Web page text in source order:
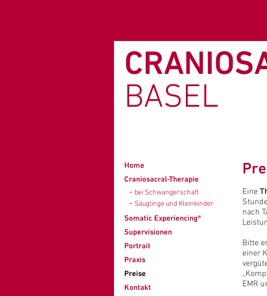
BASEL
Home
Craniosacral-Therapie
bei Schwangerschaft
Säuglinge und Kleinkinder
Somatic Experiencing®
Supervisionen
Portrait
Praxis
Preise
Kontakt
Eine
nach
Bitte
einer
EMR